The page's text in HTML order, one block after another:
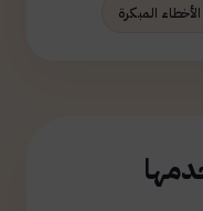
المبكرة